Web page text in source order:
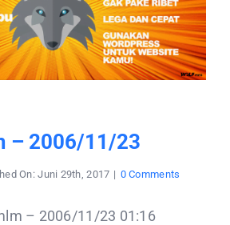
– 2006/11/23
On: Juni 29th, 2017 | 0 Comments
– 2006/11/23 01:16